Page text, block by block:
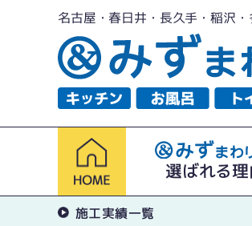
名古屋・春日井・長久手・稲沢
選ばれる
施工実績一覧